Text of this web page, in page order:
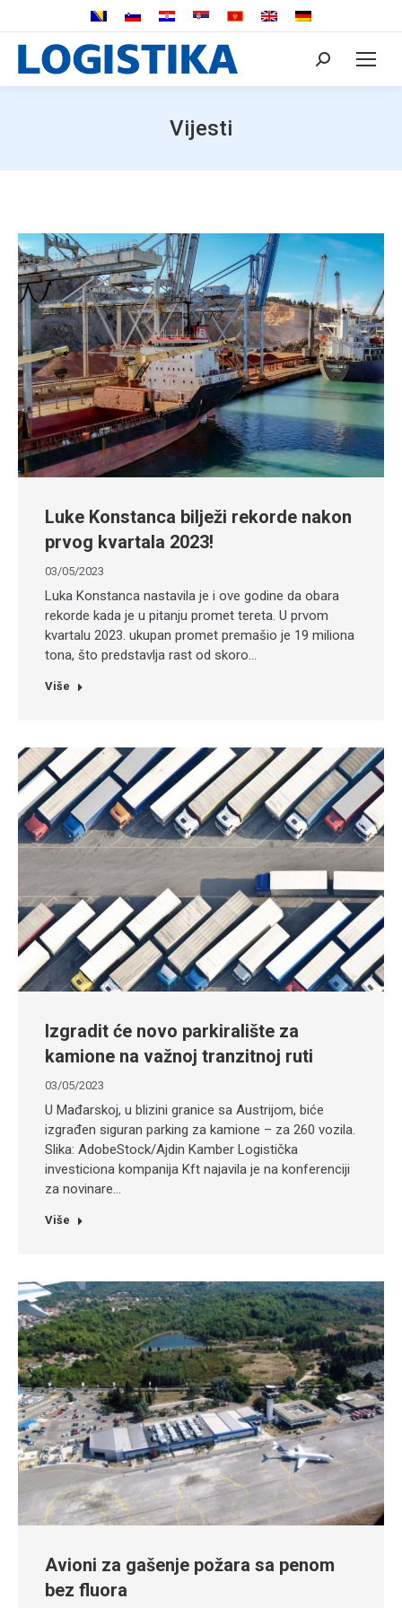
Search:
Vijesti
Luke Konstanca bilježi rekorde nakon
prvog kvartala 2023!
03/05/2023
Luka Konstanca nastavila je i ove godine da obara
rekorde kada je u pitanju promet tereta. U prvom
kvartalu 2023. ukupan promet premašio je 19 miliona
tona, što predstavlja rast od skoro…
Više
Izgradit će novo parkiralište za
kamione na važnoj tranzitnoj ruti
03/05/2023
U Mađarskoj, u blizini granice sa Austrijom, biće
izgrađen siguran parking za kamione – za 260 vozila.
Slika: AdobeStock/Ajdin Kamber Logistička
investiciona kompanija Kft najavila je na konferenciji
za novinare…
Više
Avioni za gašenje požara sa penom
bez fluora